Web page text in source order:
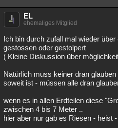
EL
ehemaliges Mitglied
Ich bin durch zufall mal wieder
gestossen oder gestolpert
( Kleine Diskussion über
Natürlich muss keiner dran
soweit ist - müssen alle dran
wenn es in allen Erdteilen diese
zwischen 4 bis 7 Meter ..
hier aber nur gab es Riesen - heist -